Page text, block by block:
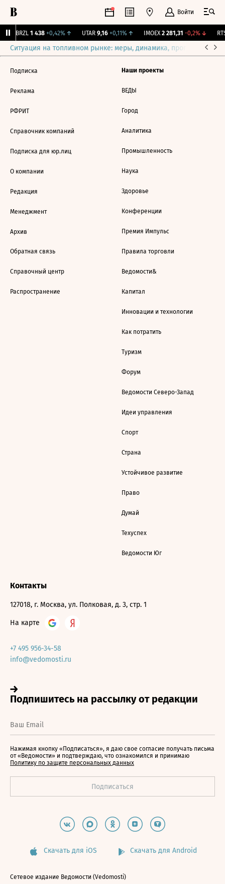
Войти
BRZL 1 438 +0,42%↑ UTAR 9,16 +0,11%↑ IMOEX 2 281,31 -0,2%↓
Ситуация на топливном рынке: меры, динамика, прогнозы
Подписка
Реклама
РФРИТ
Справочник компаний
Подписка для юр.лиц
О компании
Редакция
Менеджмент
Архив
Обратная связь
Справочный центр
Распространение
Наши проекты
ВЕДЫ
Город
Аналитика
Промышленность
Наука
Здоровье
Конференции
Премия Импульс
Правила торговли
Ведомости&
Капитал
Инновации и технологии
Как потратить
Туризм
Форум
Ведомости Северо-Запад
Идеи управления
Спорт
Страна
Устойчивое развитие
Право
Думай
Техуспех
Ведомости Юг
Контакты
127018, г. Москва, ул. Полковая, д. 3, стр. 1
На карте
+7 495 956-34-58
info@vedomosti.ru
Нажимая кнопку «Подписаться», я даю свое согласие получать письма
от «Ведомости» и подтверждаю, что ознакомился и принимаю
Политику по защите персональных данных
Скачать для iOS Скачать для Android
Сетевое издание Ведомости (Vedomosti)